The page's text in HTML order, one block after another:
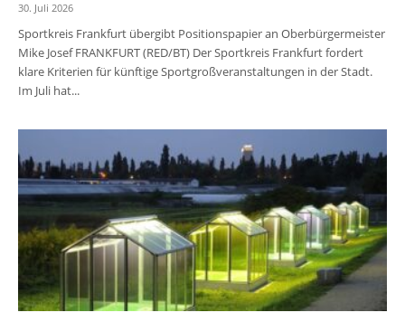
30. Juli 2026
Sportkreis Frankfurt übergibt Positionspapier an Oberbürgermeister
Mike Josef FRANKFURT (RED/BT) Der Sportkreis Frankfurt fordert
klare Kriterien für künftige Sportgroßveranstaltungen in der Stadt.
Im Juli hat...